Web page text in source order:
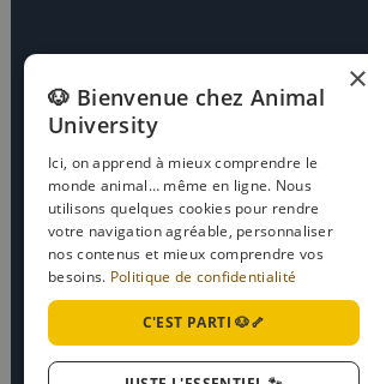
×
🐶 Bienvenue chez Animal
University
Ici, on apprend à mieux comprendre le
monde animal… même en ligne. Nous
utilisons quelques cookies pour rendre
votre navigation agréable, personnaliser
nos contenus et mieux comprendre vos
besoins. Politique de confidentialité
C'EST PARTI 🐶🦴